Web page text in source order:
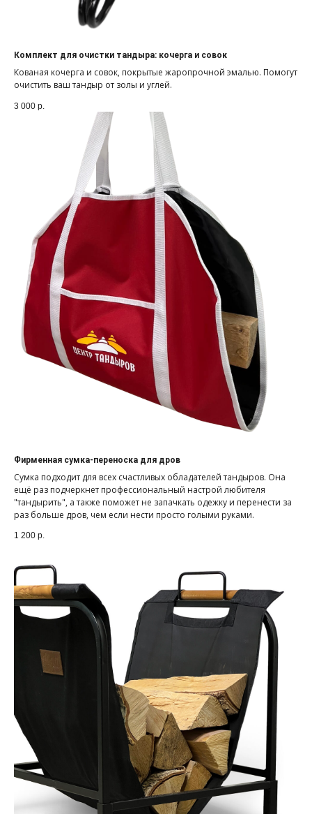
Комплект для очистки тандыра: кочерга и совок
Кованая кочерга и совок, покрытые жаропрочной эмалью. Помогут
очистить ваш тандыр от золы и углей.
3 000 р.
Фирменная сумка-переноска для дров
Сумка подходит для всех счастливых обладателей тандыров. Она
ещё раз подчеркнет профессиональный настрой любителя
"тандырить", а также поможет не запачкать одежку и перенести за
раз больше дров, чем если нести просто голыми руками.
1 200 р.